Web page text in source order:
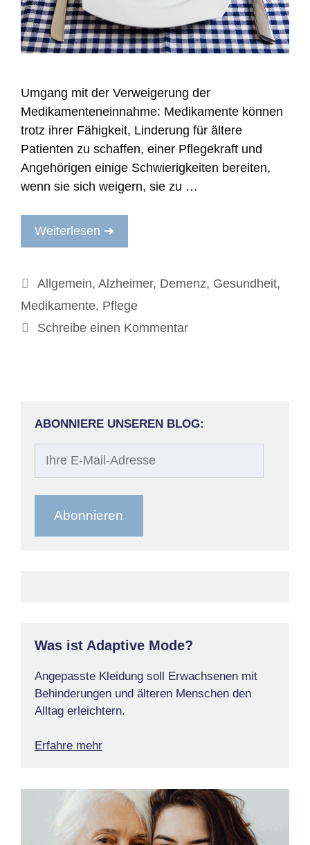
Umgang mit der Verweigerung der
Medikamenteneinnahme: Medikamente können
trotz ihrer Fähigkeit, Linderung für ältere
Patienten zu schaffen, einer Pflegekraft und
Angehörigen einige Schwierigkeiten bereiten,
wenn sie sich weigern, sie zu …
Weiterlesen ➔
Kategorien
Allgemein, Alzheimer, Demenz, Gesundheit,
Medikamente, Pflege
Schreibe einen Kommentar
ABONNIERE UNSEREN BLOG:
Abonnieren
Was ist Adaptive Mode?
Angepasste Kleidung soll Erwachsenen mit
Behinderungen und älteren Menschen den
Alltag erleichtern.
Erfahre mehr